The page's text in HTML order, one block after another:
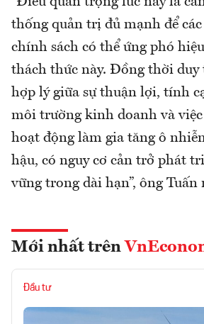
thống quản trị đủ mạnh để
chính sách có thể ứng phó
thách thức này. Đồng thời duy
hợp lý giữa sự thuận lợi, tính
môi trường kinh doanh và việc
hoạt động làm gia tăng ô
hậu, có nguy cơ cản trở phát
vững trong dài hạn”, ông Tuấn
Mới nhất trên
Đầu tư